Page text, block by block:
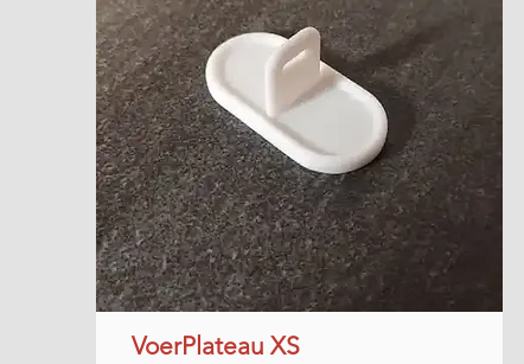
Snel overzicht
VoerPlateau XS